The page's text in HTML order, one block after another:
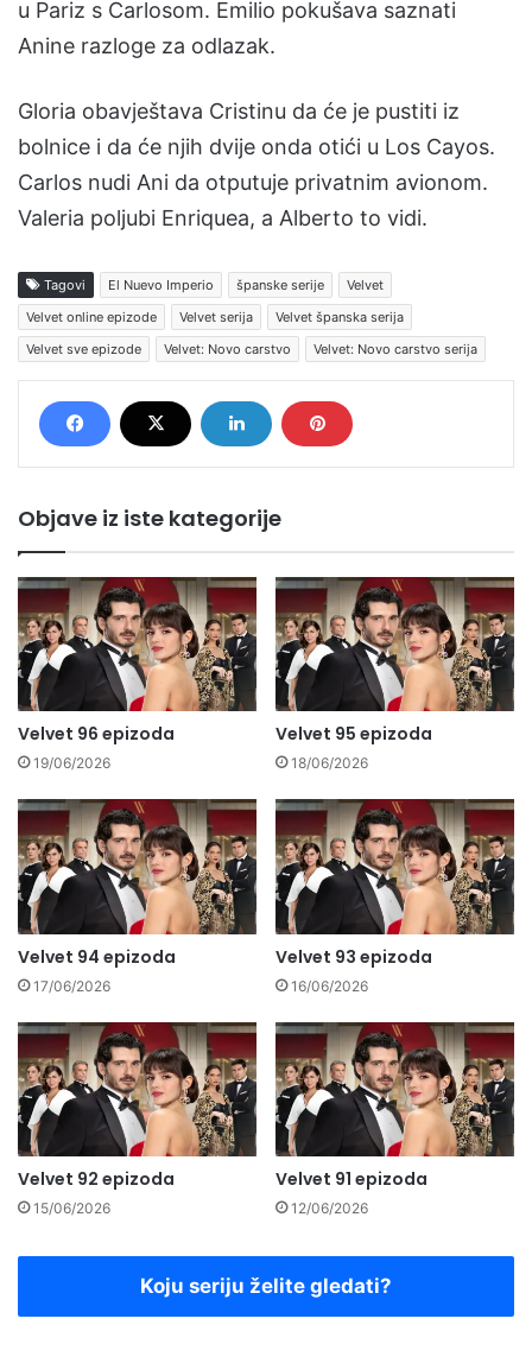
u Pariz s Carlosom. Emilio pokušava saznati
Anine razloge za odlazak.
Gloria obavještava Cristinu da će je pustiti iz
bolnice i da će njih dvije onda otići u Los Cayos.
Carlos nudi Ani da otputuje privatnim avionom.
Valeria poljubi Enriquea, a Alberto to vidi.
Tagovi El Nuevo Imperio španske serije
Velvet
Velvet online epizode
Velvet serija
Velvet španska serija
Velvet sve epizode
Velvet: Novo carstvo Velvet: Novo carstvo serija
Objave iz iste kategorije
Velvet 96 epizoda
19/06/2026
Velvet 95 epizoda
18/06/2026
Velvet 94 epizoda
17/06/2026
Velvet 93 epizoda
16/06/2026
Velvet 92 epizoda
15/06/2026
Velvet 91 epizoda
12/06/2026
Koju seriju želite gledati?